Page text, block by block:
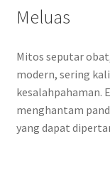
Meluas
Mitos seputar
modern, sering
kesalahpahaman.
menghantam
yang dapat